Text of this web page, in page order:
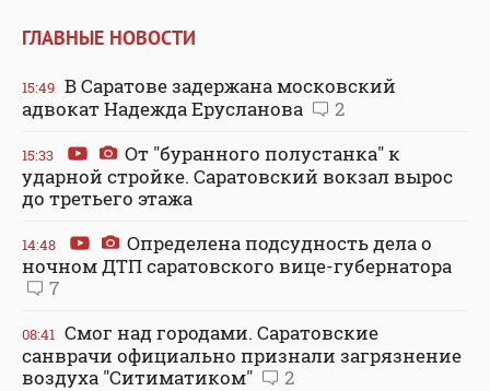
ГЛАВНЫЕ НОВОСТИ
15:49 В Саратове задержана московский
адвокат Надежда Ерусланова
2
15:33
От "буранного полустанка" к
ударной стройке. Саратовский вокзал вырос
до третьего этажа
14:48
Определена подсудность дела о
ночном ДТП саратовского вице-губернатора
7
08:41 Смог над городами. Саратовские
санврачи официально признали загрязнение
воздуха "Ситиматиком"
2